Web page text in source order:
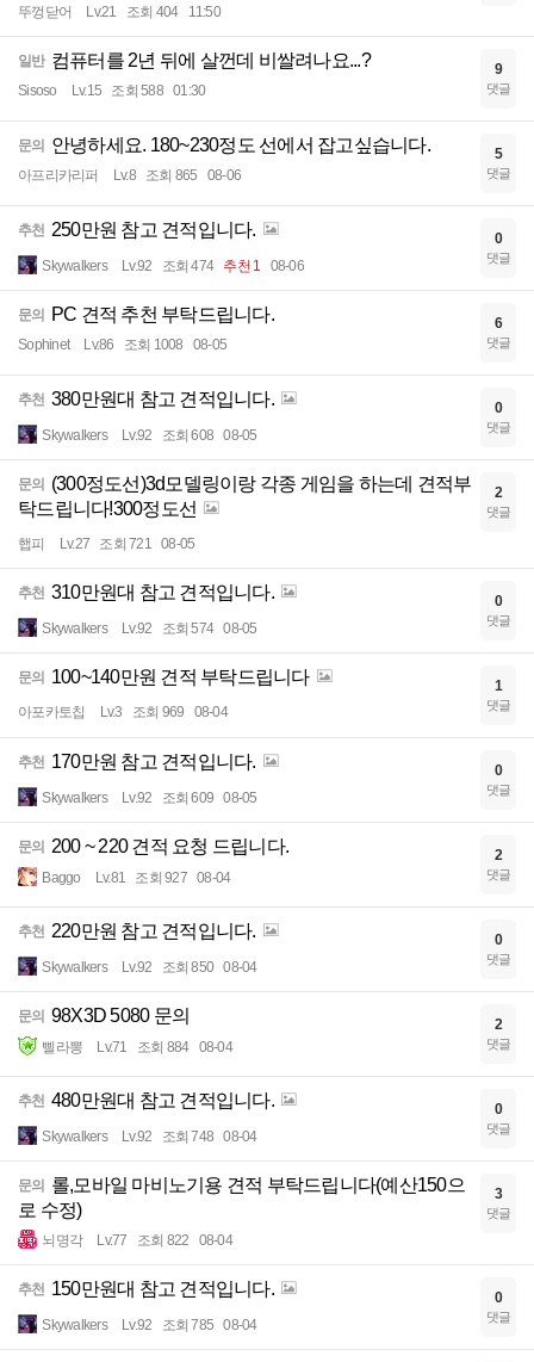
뚜껑닫어 Lv.21 조회 404 11:50
일반 컴퓨터를 2년 뒤에 살껀데 비쌀려나요...?
Sisoso Lv.15 조회 588 01:30
9
댓글
문의 안녕하세요. 180~230정도 선에서 잡고싶습니다.
아프리카리퍼 Lv.8 조회 865 08-06
5
댓글
추천 250만원 참고 견적입니다.
Skywalkers Lv.92 조회 474 추천 1 08-06
0
댓글
문의 PC 견적 추천 부탁드립니다.
Sophinet Lv.86 조회 1008 08-05
6
댓글
추천 380만원대 참고 견적입니다.
Skywalkers Lv.92 조회 608 08-05
0
댓글
문의
(300정도선)3d모델링이랑 각종 게임을 하는데 견적부
탁드립니다!300정도선
햅피 Lv.27 조회 721 08-05
2
댓글
추천 310만원대 참고 견적입니다.
Skywalkers Lv.92 조회 574 08-05
0
댓글
문의 100~140만원 견적 부탁드립니다
아포카토칩 Lv.3 조회 969 08-04
1
댓글
추천 170만원 참고 견적입니다.
Skywalkers Lv.92 조회 609 08-05
0
댓글
문의 200 ~ 220 견적 요청 드립니다.
Baggo Lv.81 조회 927 08-04
2
댓글
추천 220만원 참고 견적입니다.
Skywalkers Lv.92 조회 850 08-04
0
댓글
문의 98X3D 5080 문의
삘라뽕 Lv.71 조회 884 08-04
2
댓글
추천 480만원대 참고 견적입니다.
Skywalkers Lv.92 조회 748 08-04
0
댓글
문의
롤,모바일 마비노기용 견적 부탁드립니다(예산150으
로 수정)
뇌명각 Lv.77 조회 822 08-04
3
댓글
추천 150만원대 참고 견적입니다.
Skywalkers Lv.92 조회 785 08-04
0
댓글